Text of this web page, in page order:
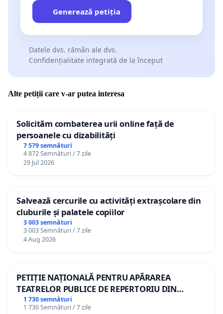
Generează petiția
Datele dvs. rămân ale dvs.
Confidențialitate integrată de la început
Alte petiții care v-ar putea interesa
Solicităm combaterea urii online față de
persoanele cu dizabilități
7 579 semnături
4 872 Semnături / 7 zile
29 Jul 2026
Salvează cercurile cu activități extrașcolare din
cluburile și palatele copiilor
3 003 semnături
3 003 Semnături / 7 zile
4 Aug 2026
PETIȚIE NAȚIONALĂ PENTRU APĂRAREA
TEATRELOR PUBLICE DE REPERTORIU DIN
ROMÂNIA
1 730 semnături
1 730 Semnături / 7 zile